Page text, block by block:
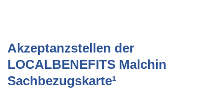
Akzeptanzstellen der
LOCALBENEFITS Malchin
Sachbezugskarte¹